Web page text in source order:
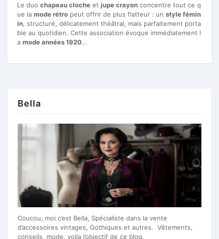
Le duo chapeau cloche et jupe crayon concentre tout ce q
ue la mode rétro peut offrir de plus flatteur : un style fémin
in, structuré, délicatement théâtral, mais parfaitement porta
ble au quotidien. Cette association évoque immédiatement l
a mode années 1920…
Bella
Coucou, moi c’est Bella, Spécialiste dans la vente
d’accessoires vintages, Gothiques et autres. Vêtements,
conseils, mode, voila l’objectif de ce blog.